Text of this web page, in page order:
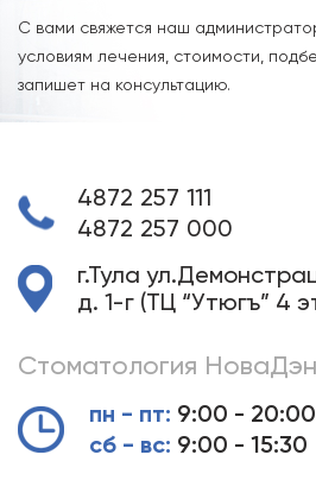
С вами свяжется наш
условиям лечения, стоимости,
запишет на консультацию.
4872 257 111
4872 257 000
г.Тула
д. 1-г (ТЦ “Утюгъ” 4
Стоматология
пн - пт: 9:00 - 20:00
сб - вс: 9:00 - 15:30